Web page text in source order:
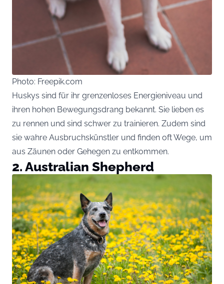
Photo: Freepik.com
Huskys sind für ihr grenzenloses Energieniveau und
ihren hohen Bewegungsdrang bekannt. Sie lieben es
zu rennen und sind schwer zu trainieren. Zudem sind
sie wahre Ausbruchskünstler und finden oft Wege, um
aus Zäunen oder Gehegen zu entkommen.
2. Australian Shepherd